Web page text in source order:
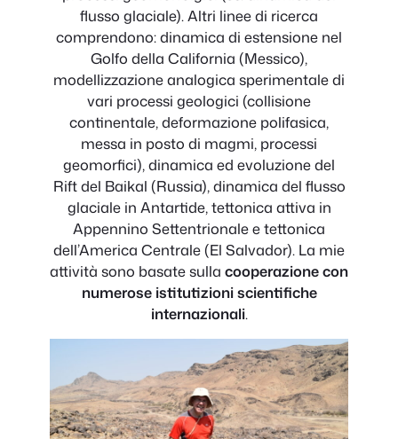
flusso glaciale). Altri linee di ricerca
comprendono: dinamica di estensione nel
Golfo della California (Messico),
modellizzazione analogica sperimentale di
vari processi geologici (collisione
continentale, deformazione polifasica,
messa in posto di magmi, processi
geomorfici), dinamica ed evoluzione del
Rift del Baikal (Russia), dinamica del flusso
glaciale in Antartide, tettonica attiva in
Appennino Settentrionale e tettonica
dell’America Centrale (El Salvador). La mie
attività sono basate sulla cooperazione con
numerose istitutizioni scientifiche
internazionali.